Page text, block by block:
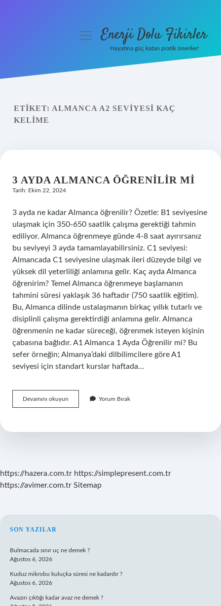
Yasal Uyarı
menüyüEnerji Dolu Fikirler
Hayatına güç katan pratik öneriler!
ETIKET: ALMANCA A2 SEVIYESI KAÇ
KELIME
3 AYDA ALMANCA ÖĞRENILIR MI
Tarih: Ekim 22, 2024
3 ayda ne kadar Almanca öğrenilir? Özetle: B1 seviyesine
ulaşmak için 350-650 saatlik çalışma gerektiği tahmin
ediliyor. Almanca öğrenmeye günde 4-8 saat ayırırsanız
bu seviyeyi 3 ayda tamamlayabilirsiniz. C1 seviyesi:
Almancada C1 seviyesine ulaşmak ileri düzeyde bilgi ve
yüksek dil yeterliliği anlamına gelir. Kaç ayda Almanca
öğrenirim? Temel Almanca öğrenmeye başlamanın
tahmini süresi yaklaşık 36 haftadır (750 saatlik eğitim).
Bu, Almanca dilinde ustalaşmanın birkaç yıllık tutarlı ve
disiplinli çalışma gerektirdiği anlamına gelir. Almanca
öğrenmenin ne kadar süreceği, öğrenmek isteyen kişinin
çabasına bağlıdır. A1 Almanca 1 Ayda Öğrenilir mi? Bu
sefer örneğin; Almanya’daki dilbilimcilere göre A1
seviyesi için standart kurslar haftada…
Devamını okuyun
Ayda
Mi
Yorum Bırak
https://hazera.com.tr https://simplepresent.com.tr
https://avimer.com.tr Sitemap
SIDEBAR
SON YAZILAR
Bulmacada sınır uç ne demek ?
Ağustos 6, 2026
Kuduz mikrobu kuluçka süresi ne kadardır ?
Ağustos 6, 2026
Avazın çıktığı kadar avaz ne demek ?